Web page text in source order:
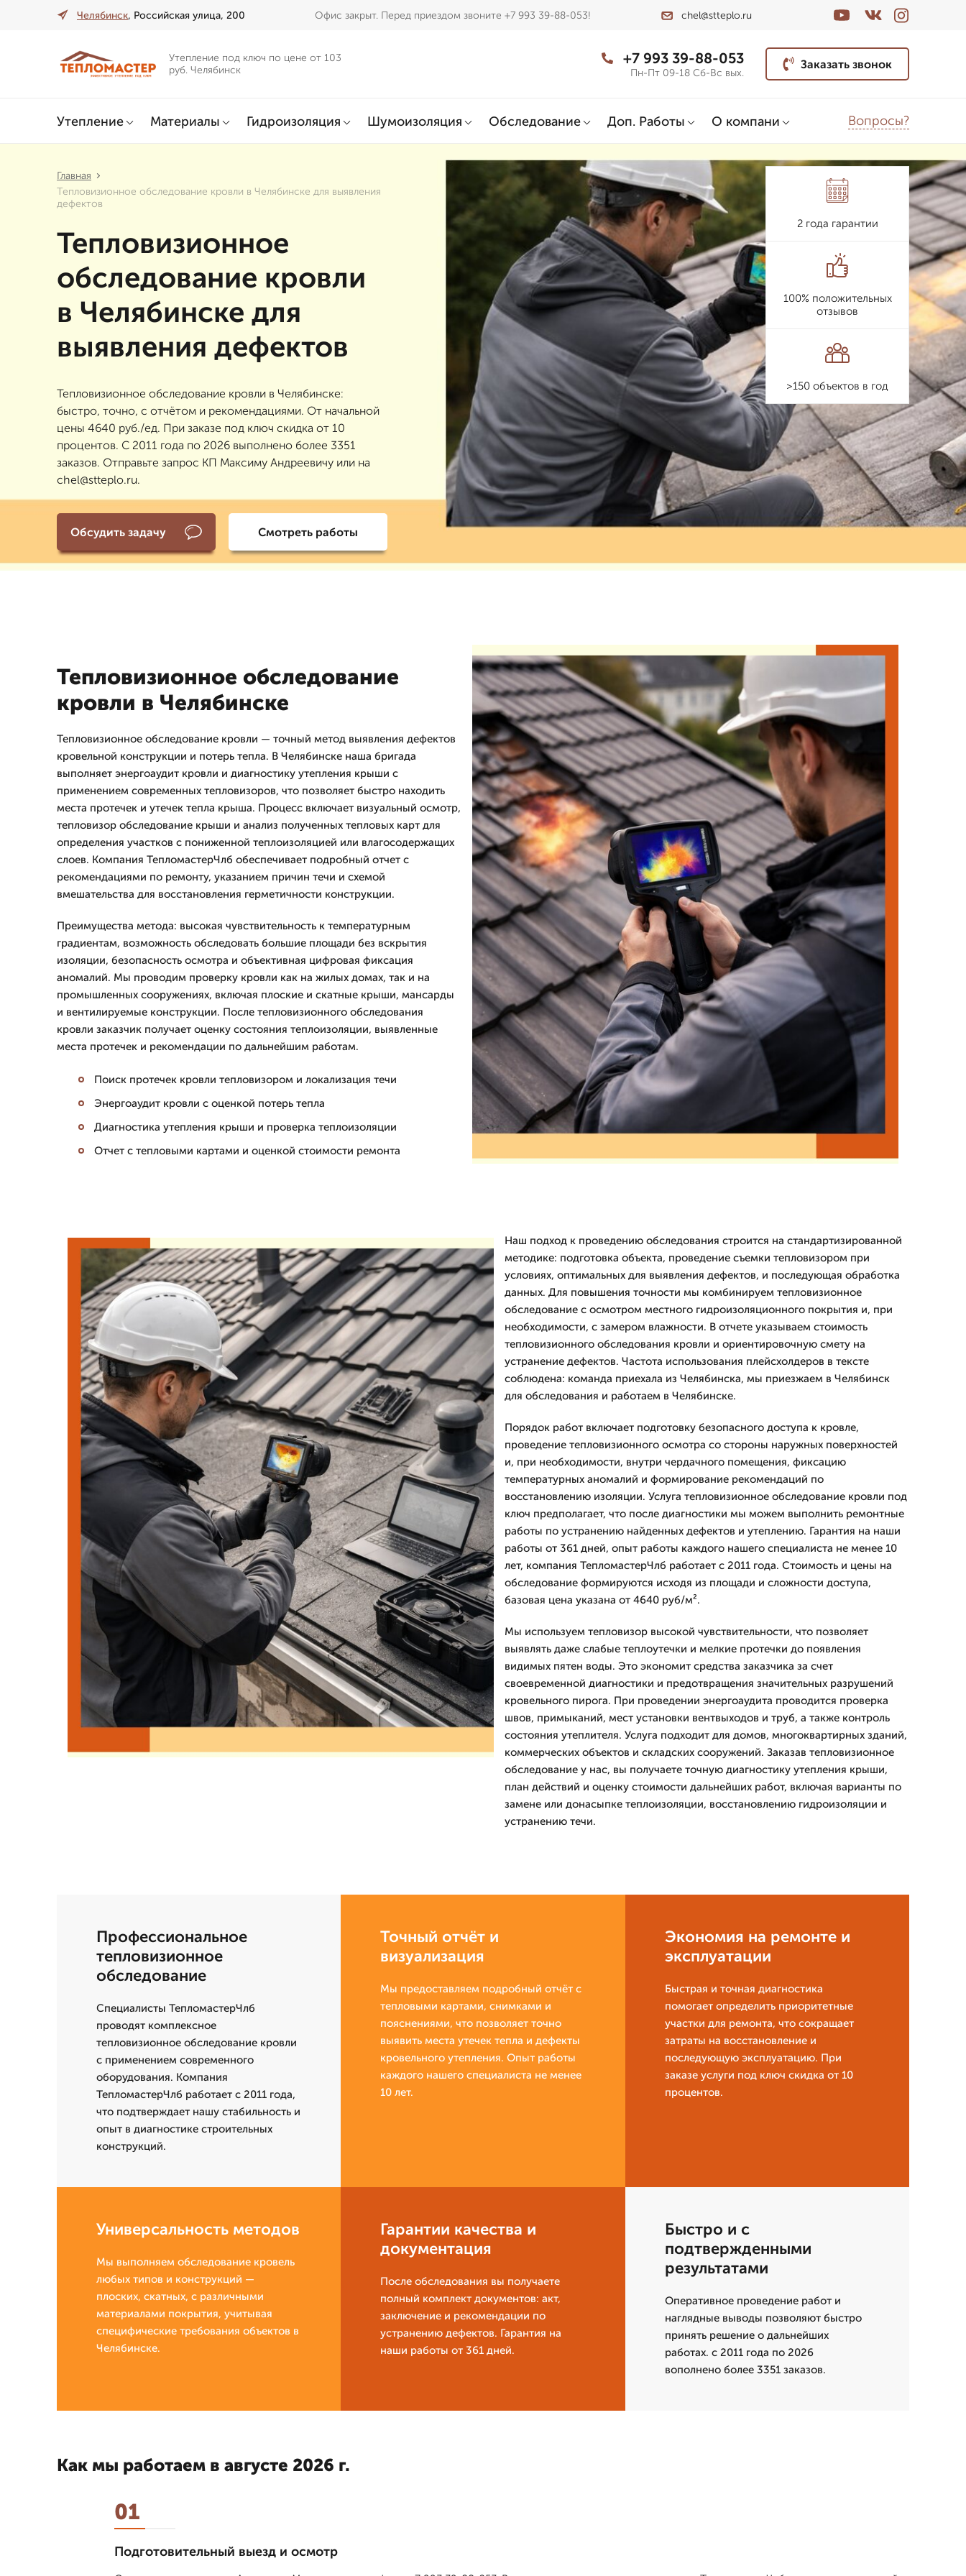
Челябинск, Российская улица, 200 Офис закрыт. Перед приездом звоните +7 993 39-88-053! chel@stteplo.ru
Утепление под ключ по цене от 103
руб. Челябинск
+7 993 39-88-053
Пн-Пт 09-18 Сб-Вс вых.
Заказать звонок
Утепление Материалы Гидроизоляция Шумоизоляция Обследование Доп. Работы О компани Вопросы?
Главная
Тепловизионное обследование кровли в Челябинске для выявления
дефектов
Тепловизионное
обследование кровли
в Челябинске для
выявления дефектов
Тепловизионное обследование кровли в Челябинске:
быстро, точно, с отчётом и рекомендациями. От начальной
цены 4640 руб./ед. При заказе под ключ скидка от 10
процентов. С 2011 года по 2026 выполнено более 3351
заказов. Отправьте запрос КП Максиму Андреевичу или на
chel@stteplo.ru.
Обсудить задачу Смотреть работы
2 года гарантии
100% положительных
отзывов
>150 объектов в год
Тепловизионное обследование
кровли в Челябинске
Тепловизионное обследование кровли — точный метод выявления дефектов
кровельной конструкции и потерь тепла. В Челябинске наша бригада
выполняет энергоаудит кровли и диагностику утепления крыши с
применением современных тепловизоров, что позволяет быстро находить
места протечек и утечек тепла крыша. Процесс включает визуальный осмотр,
тепловизор обследование крыши и анализ полученных тепловых карт для
определения участков с пониженной теплоизоляцией или влагосодержащих
слоев. Компания ТепломастерЧлб обеспечивает подробный отчет с
рекомендациями по ремонту, указанием причин течи и схемой
вмешательства для восстановления герметичности конструкции.
Преимущества метода: высокая чувствительность к температурным
градиентам, возможность обследовать большие площади без вскрытия
изоляции, безопасность осмотра и объективная цифровая фиксация
аномалий. Мы проводим проверку кровли как на жилых домах, так и на
промышленных сооружениях, включая плоские и скатные крыши, мансарды
и вентилируемые конструкции. После тепловизионного обследования
кровли заказчик получает оценку состояния теплоизоляции, выявленные
места протечек и рекомендации по дальнейшим работам.
Поиск протечек кровли тепловизором и локализация течи
Энергоаудит кровли с оценкой потерь тепла
Диагностика утепления крыши и проверка теплоизоляции
Отчет с тепловыми картами и оценкой стоимости ремонта
Наш подход к проведению обследования строится на стандартизированной
методике: подготовка объекта, проведение съемки тепловизором при
условиях, оптимальных для выявления дефектов, и последующая обработка
данных. Для повышения точности мы комбинируем тепловизионное
обследование с осмотром местного гидроизоляционного покрытия и, при
необходимости, с замером влажности. В отчете указываем стоимость
тепловизионного обследования кровли и ориентировочную смету на
устранение дефектов. Частота использования плейсхолдеров в тексте
соблюдена: команда приехала из Челябинска, мы приезжаем в Челябинск
для обследования и работаем в Челябинске.
Порядок работ включает подготовку безопасного доступа к кровле,
проведение тепловизионного осмотра со стороны наружных поверхностей
и, при необходимости, внутри чердачного помещения, фиксацию
температурных аномалий и формирование рекомендаций по
восстановлению изоляции. Услуга тепловизионное обследование кровли под
ключ предполагает, что после диагностики мы можем выполнить ремонтные
работы по устранению найденных дефектов и утеплению. Гарантия на наши
работы от 361 дней, опыт работы каждого нашего специалиста не менее 10
лет, компания ТепломастерЧлб работает с 2011 года. Стоимость и цены на
обследование формируются исходя из площади и сложности доступа,
базовая цена указана от 4640 руб/м².
Мы используем тепловизор высокой чувствительности, что позволяет
выявлять даже слабые теплоутечки и мелкие протечки до появления
видимых пятен воды. Это экономит средства заказчика за счет
своевременной диагностики и предотвращения значительных разрушений
кровельного пирога. При проведении энергоаудита проводится проверка
швов, примыканий, мест установки вентвыходов и труб, а также контроль
состояния утеплителя. Услуга подходит для домов, многоквартирных зданий,
коммерческих объектов и складских сооружений. Заказав тепловизионное
обследование у нас, вы получаете точную диагностику утепления крыши,
план действий и оценку стоимости дальнейших работ, включая варианты по
замене или донасыпке теплоизоляции, восстановлению гидроизоляции и
устранению течи.
Профессиональное
тепловизионное
обследование
Специалисты ТепломастерЧлб
проводят комплексное
тепловизионное обследование кровли
с применением современного
оборудования. Компания
ТепломастерЧлб работает с 2011 года,
что подтверждает нашу стабильность и
опыт в диагностике строительных
конструкций.
Точный отчёт и
визуализация
Мы предоставляем подробный отчёт с
тепловыми картами, снимками и
пояснениями, что позволяет точно
выявить места утечек тепла и дефекты
кровельного утепления. Опыт работы
каждого нашего специалиста не менее
10 лет.
Экономия на ремонте и
эксплуатации
Быстрая и точная диагностика
помогает определить приоритетные
участки для ремонта, что сокращает
затраты на восстановление и
последующую эксплуатацию. При
заказе услуги под ключ скидка от 10
процентов.
Универсальность методов
Мы выполняем обследование кровель
любых типов и конструкций —
плоских, скатных, с различными
материалами покрытия, учитывая
специфические требования объектов в
Челябинске.
Гарантии качества и
документация
После обследования вы получаете
полный комплект документов: акт,
заключение и рекомендации по
устранению дефектов. Гарантия на
наши работы от 361 дней.
Быстро и с
подтвержденными
результатами
Оперативное проведение работ и
наглядные выводы позволяют быстро
принять решение о дальнейших
работах. с 2011 года по 2026
вополнено более 3351 заказов.
Как мы работаем в августе 2026 г.
01
Подготовительный выезд и осмотр